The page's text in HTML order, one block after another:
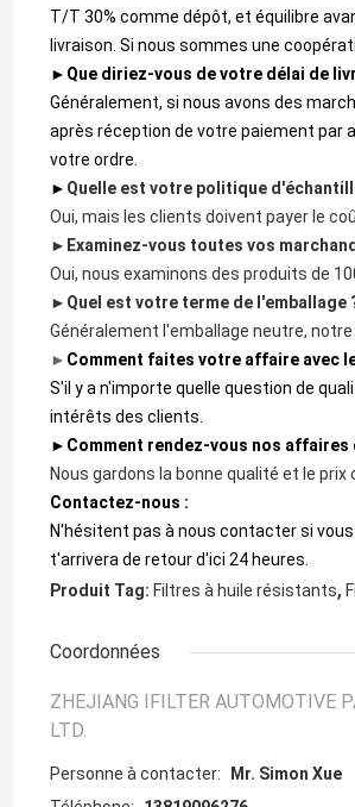
T/T 30% comme dépôt, et équilibre
livraison. Si nous sommes une
► Que diriez-vous de votre délai de
Généralement, si nous avons des
après réception de votre paiement par
votre ordre.
► Quelle est votre politique
Oui, mais les clients doivent payer le
► Examinez-vous toutes vos
Oui, nous examinons des produits de
► Quel est votre terme de l'emballage
Généralement l'emballage neutre,
► Comment faites votre affaire avec
S'il y a n'importe quelle question de
intérêts des clients.
► Comment rendez-vous nos
Nous gardons la bonne qualité et le
Contactez-nous :
N'hésitent pas à nous contacter si
t'arrivera de retour d'ici 24 heures.
Produit Tag: Filtres à huile résistants,
Coordonnées
ZHEJIANG IFILTER AUTOMOTIVE
LTD.
Personne à contacter:
Mr. Simon Xue